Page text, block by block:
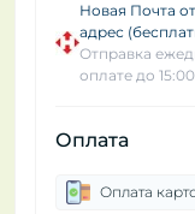
Новая Почта
адрес
Отправка
оплате до 15:00
Оплата
Оплата